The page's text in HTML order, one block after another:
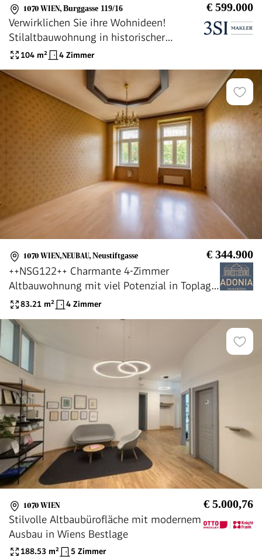
1070 WIEN, Burggasse 119/16 € 599.000
Verwirklichen Sie ihre Wohnideen!
Stilaltbauwohnung in historischer
Liegenschaft zur individuellen Gestaltung
104 m² 4 Zimmer
1070 WIEN,NEUBAU, Neustiftgasse € 344.900
++NSG122++ Charmante 4-Zimmer
Altbauwohnung mit viel Potenzial in Toplage
- sanierungsbedürftig"
83.21 m² 4 Zimmer
1070 WIEN € 5.000,76
Stilvolle Altbaubürofläche mit modernem
Ausbau in Wiens Bestlage
188.53 m² 5 Zimmer